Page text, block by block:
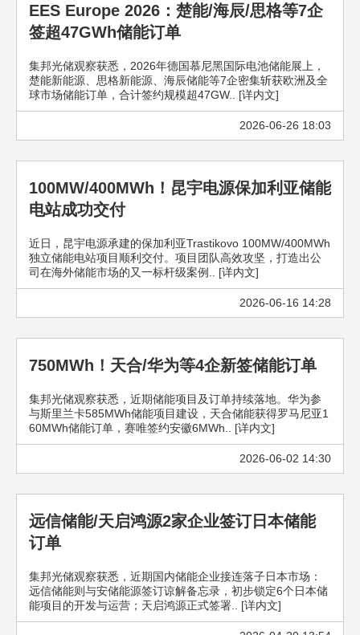
EES Europe 2026：楚能/海辰/思格等7企
签超47GWh储能订单
集邦光储观察获悉，2026年德国慕尼黑国际电池储能展上，
楚能新能源、思格新能源、海辰储能等7企密集斩获欧洲及全
球市场储能订单，合计签约规模超47GW.. [详内文]
2026-06-26 18:03
100MW/400MWh！昆宇电源保加利亚储能
电站成功交付
近日，昆宇电源承建的保加利亚Trastikovo 100MW/400MWh
独立储能电站项目顺利交付。项目团队高效攻坚，打造出公
司在海外储能市场的又一标杆级案例.. [详内文]
2026-06-16 14:28
750MWh！天合/华为等4企新签储能订单
集邦光储观察获悉，近期储能项目及订单持续落地。华为参
与斯里兰卡585MWh储能项目建设，天合储能获得罗马尼亚1
60MWh储能订单，赛唯签约安徽6MWh.. [详内文]
2026-06-02 14:30
远信储能/天启鸿源2家企业签订日本储能
订单
集邦光储观察获悉，近期国内储能企业接连落子日本市场：
远信储能则与安储能源签订谅解备忘录，初步锁定6个日本储
能项目的开发与运营；天启鸿源正式签署.. [详内文]